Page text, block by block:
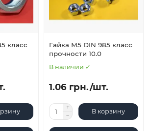
класс
Гайка М5 DIN 985 класс
прочности 10.0
В наличии ✓
1.06 грн./шт.
В корзину